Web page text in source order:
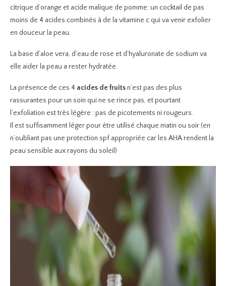
citrique d’orange et acide malique de pomme: un cocktail de pas
moins de 4 acides combinés à de la vitamine c qui va venir exfolier
en douceur la peau.
La base d’aloe vera, d’eau de rose et d’hyaluronate de sodium va
elle aider la peau a rester hydratée.
La présence de ces 4 acides de fruits n’est pas des plus
rassurantes pour un soin qui ne se rince pas, et pourtant
l’exfoliation est très légère : pas de picotements ni rougeurs.
Il est suffisamment léger pour être utilisé chaque matin ou soir (en
n’oubliant pas une protection spf appropriée car les AHA rendent la
peau sensible aux rayons du soleil)